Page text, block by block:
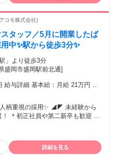
コモ株式会社)
タッフ／5月に開業したば
中✨駅から徒歩3分✨
」より徒歩3分
盛岡市盛岡駅前北通]
給与詳細 基本給：月給 21万円 〜
額：なし 全員に一律で支払われ
勤手当（上限なし） ▼昇給
給
柄重視の採用✨ ◢◤ 未経験から
＊
歓迎 ＊性別不問 （男性活
持ちも活躍中（40代活躍中） ＊英
る為18
詳細を見る